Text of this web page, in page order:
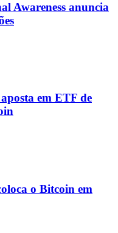
Awareness anuncia
em ETF de
o Bitcoin em